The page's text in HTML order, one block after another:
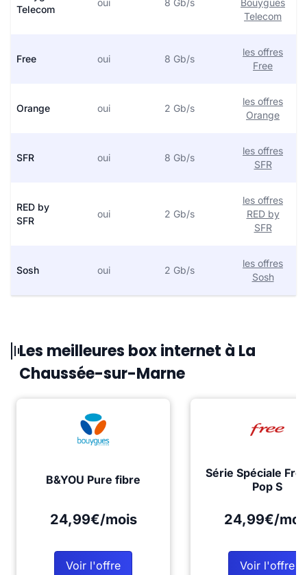
Telecom
oui 8 Gb/s
Bouygues
Telecom
Free oui 8 Gb/s
les offres
Free
Orange oui 2 Gb/s
les offres
Orange
SFR oui 8 Gb/s
les offres
SFR
RED by
SFR
oui 2 Gb/s
les offres
RED by
SFR
Sosh oui 2 Gb/s
les offres
Sosh
Les meilleures box internet à La
Chaussée-sur-Marne
B&YOU Pure fibre
24,99€/mois
Voir l'offre
Série Spéciale
Pop S
24,99€/
Voir l'offre